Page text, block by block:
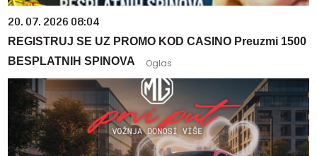
20. 07. 2026 08:04
REGISTRUJ SE UZ PROMO KOD CASINO Preuzmi 1500
BESPLATNIH SPINOVA